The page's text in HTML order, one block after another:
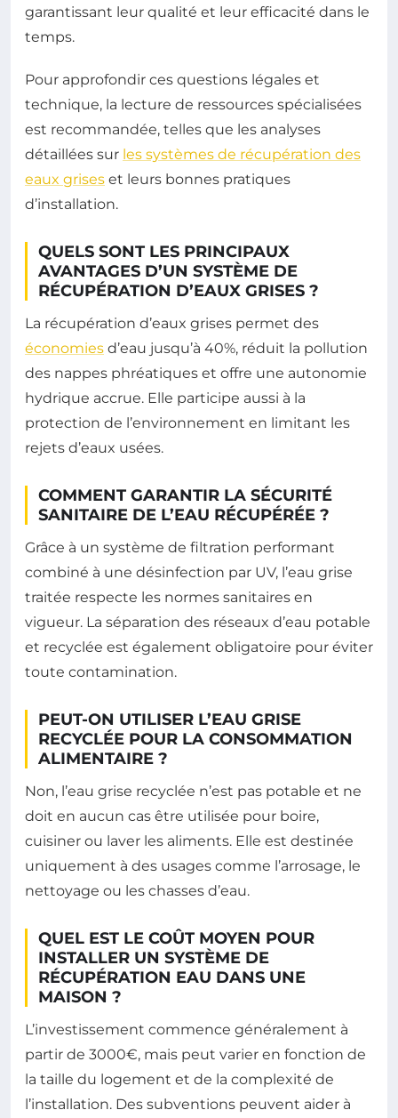
garantissant leur qualité et leur efficacité dans le
temps.
Pour approfondir ces questions légales et
technique, la lecture de ressources spécialisées
est recommandée, telles que les analyses
détaillées sur les systèmes de récupération des
eaux grises et leurs bonnes pratiques
d’installation.
QUELS SONT LES PRINCIPAUX
AVANTAGES D’UN SYSTÈME DE
RÉCUPÉRATION D’EAUX GRISES ?
La récupération d’eaux grises permet des
économies d’eau jusqu’à 40%, réduit la pollution
des nappes phréatiques et offre une autonomie
hydrique accrue. Elle participe aussi à la
protection de l’environnement en limitant les
rejets d’eaux usées.
COMMENT GARANTIR LA SÉCURITÉ
SANITAIRE DE L’EAU RÉCUPÉRÉE ?
Grâce à un système de filtration performant
combiné à une désinfection par UV, l’eau grise
traitée respecte les normes sanitaires en
vigueur. La séparation des réseaux d’eau potable
et recyclée est également obligatoire pour éviter
toute contamination.
PEUT-ON UTILISER L’EAU GRISE
RECYCLÉE POUR LA CONSOMMATION
ALIMENTAIRE ?
Non, l’eau grise recyclée n’est pas potable et ne
doit en aucun cas être utilisée pour boire,
cuisiner ou laver les aliments. Elle est destinée
uniquement à des usages comme l’arrosage, le
nettoyage ou les chasses d’eau.
QUEL EST LE COÛT MOYEN POUR
INSTALLER UN SYSTÈME DE
RÉCUPÉRATION EAU DANS UNE
MAISON ?
L’investissement commence généralement à
partir de 3000€, mais peut varier en fonction de
la taille du logement et de la complexité de
l’installation. Des subventions peuvent aider à